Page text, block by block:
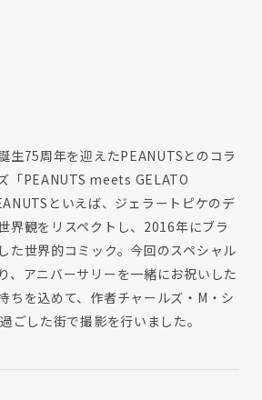
生75周年を迎えたPEANUTSとのコラ
「PEANUTS meets GELATO
といえば、ジェラートピケのデ
界観をリスペクトし、2016年にブラ
た世界的コミック。今回のスペシャル
、アニバーサリーを⼀緒にお祝いした
ちを込めて、作者チャールズ・M・シ
ごした街で撮影を行いました。